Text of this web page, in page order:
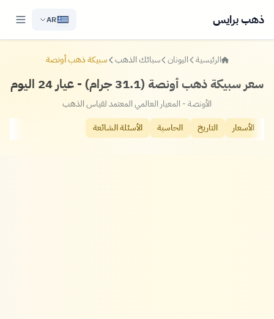
ذهب برايس AR
الرئيسية اليونان سبائك الذهب سبيكة ذهب أونصة
سعر سبيكة ذهب أونصة (31.1 جرام) - عيار 24 اليوم
الأونصة - المعيار العالمي المعتمد لقياس الذهب
الأسعار
التاريخ الحاسبة الأسئلة الشائعة